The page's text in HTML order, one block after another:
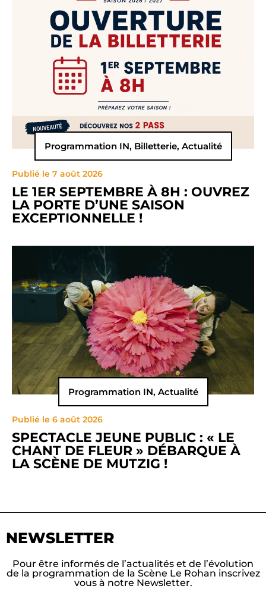
Programmation IN, Billetterie, Actualité
Publié le 7 août 2026
LE 1ER SEPTEMBRE À 8H : OUVREZ
LA PORTE D’UNE SAISON
EXCEPTIONNELLE !
Programmation IN, Actualité
Publié le 6 août 2026
SPECTACLE JEUNE PUBLIC : « LE
CHANT DE FLEUR » DÉBARQUE À
LA SCÈNE DE MUTZIG !
NEWSLETTER
Pour être informés de l’actualités et de l’évolution
de la programmation de la Scène Le Rohan inscrivez
vous à notre Newsletter.